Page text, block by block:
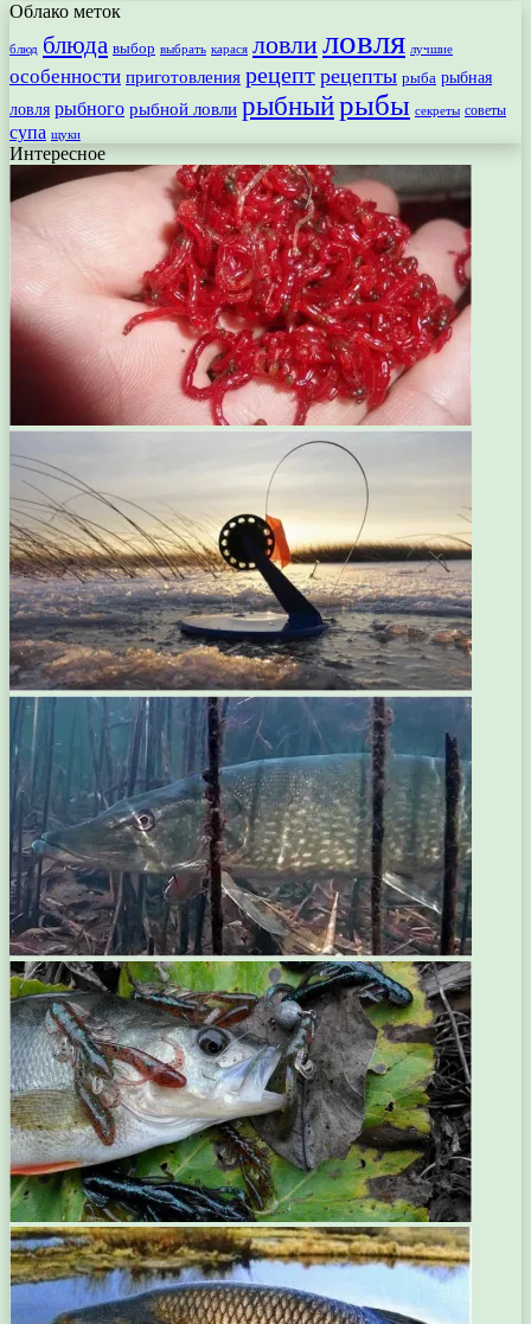
Облако меток
блюд блюда выбор выбрать карася ловлиловля лучшие
особенности приготовления рецепт рецепты рыба рыбная
ловля рыбного рыбной ловли рыбныйрыбы секреты советы
супа щуки
Интересное